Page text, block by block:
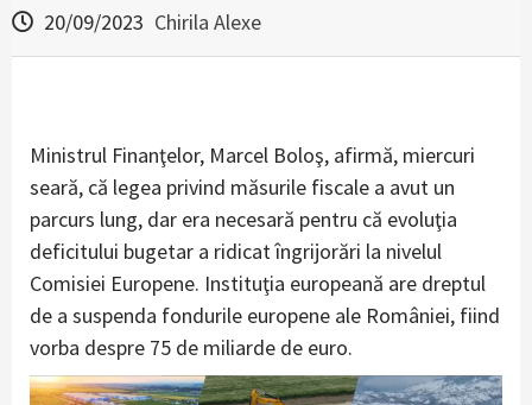
20/09/2023 Chirila Alexe
Ministrul Finanţelor, Marcel Boloş, afirmă, miercuri
seară, că legea privind măsurile fiscale a avut un
parcurs lung, dar era necesară pentru că evoluţia
deficitului bugetar a ridicat îngrijorări la nivelul
Comisiei Europene. Instituţia europeană are dreptul
de a suspenda fondurile europene ale României, fiind
vorba despre 75 de miliarde de euro.